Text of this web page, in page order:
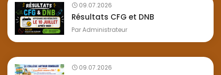
09.07.2026
Résultats CFG et DNB
ParAdministrateur
09.07.2026